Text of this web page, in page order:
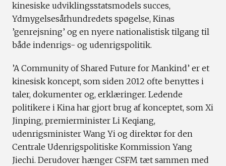
kinesiske udviklingsstatsmodels succes,
Ydmygelsesårhundredets spøgelse, Kinas
’genrejsning’ og en nyere nationalistisk tilgang til
både indenrigs- og udenrigspolitik.
’A Community of Shared Future for Mankind’ er et
kinesisk koncept, som siden 2012 ofte benyttes i
taler, dokumenter og, erklæringer. Ledende
politikere i Kina har gjort brug af konceptet, som Xi
Jinping, premierminister Li Keqiang,
udenrigsminister Wang Yi og direktør for den
Centrale Udenrigspolitiske Kommission Yang
Jiechi. Derudover hænger CSFM tæt sammen med